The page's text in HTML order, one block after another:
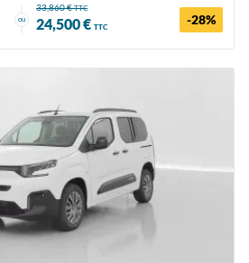
ou
33,860 €TTC
24,500 € TTC -28%